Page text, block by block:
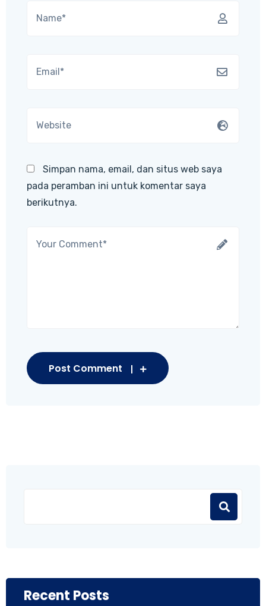
Simpan nama, email, dan situs web saya
pada peramban ini untuk komentar saya
berikutnya.
Post Comment
Recent Posts